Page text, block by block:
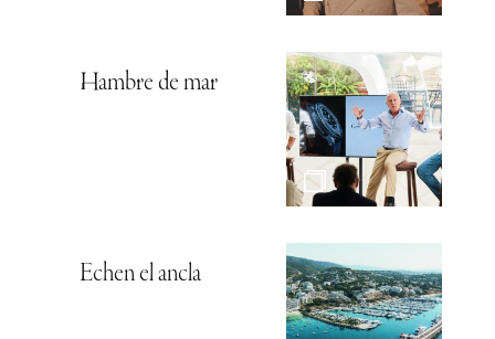
Hambre de mar
Echen el ancla